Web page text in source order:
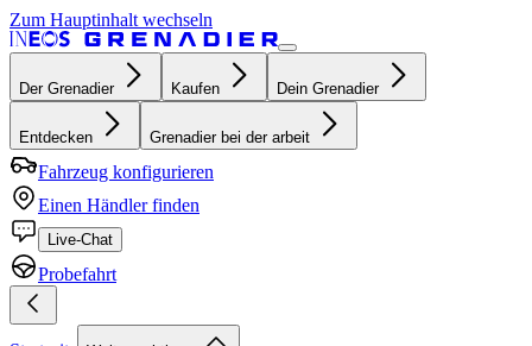
Zum Hauptinhalt wechseln
Der Grenadier Kaufen Dein Grenadier
Entdecken Grenadier bei der arbeit
Fahrzeug konfigurieren
Einen Händler finden
Live-Chat
Probefahrt